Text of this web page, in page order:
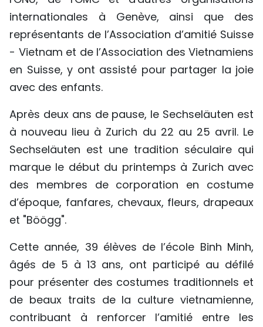
ENGLISH
中文
РУССКИЙ
ESPAÑOL
internationales à Genève, ainsi que des
représentants de l’Association d’amitié Suisse
- Vietnam et de l’Association des Vietnamiens
en Suisse, y ont assisté pour partager la joie
avec des enfants.
Après deux ans de pause, le Sechseläuten est
à nouveau lieu à Zurich du 22 au 25 avril. Le
Sechseläuten est une tradition séculaire qui
marque le début du printemps à Zurich avec
des membres de corporation en costume
d’époque, fanfares, chevaux, fleurs, drapeaux
et "Böögg".
Cette année, 39 élèves de l’école Binh Minh,
âgés de 5 à 13 ans, ont participé au défilé
pour présenter des costumes traditionnels et
de beaux traits de la culture vietnamienne,
contribuant à renforcer l’amitié entre les